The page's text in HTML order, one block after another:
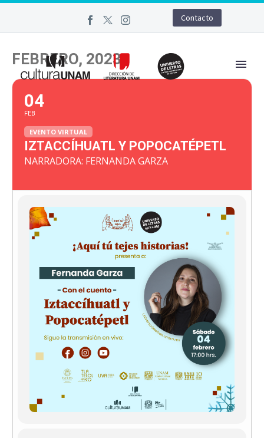
Contacto
FEBRERO, 2023
04
FEB
EVENTO VIRTUAL
IZTACCÍHUATL Y POPOCATÉPETL
NARRADORA: FERNANDA GARZA